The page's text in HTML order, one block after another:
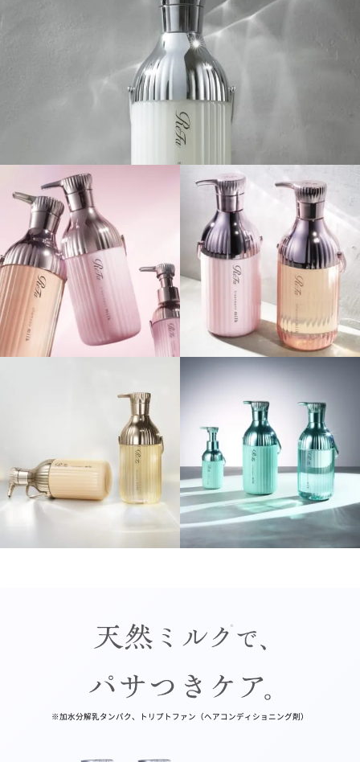
※加水分解乳タンパク、トリプトファン（ヘアコンディショニング剤）